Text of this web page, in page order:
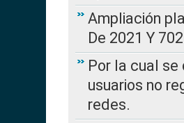
Ampliación
De 2021 Y
Por la cual
usuarios no
redes.